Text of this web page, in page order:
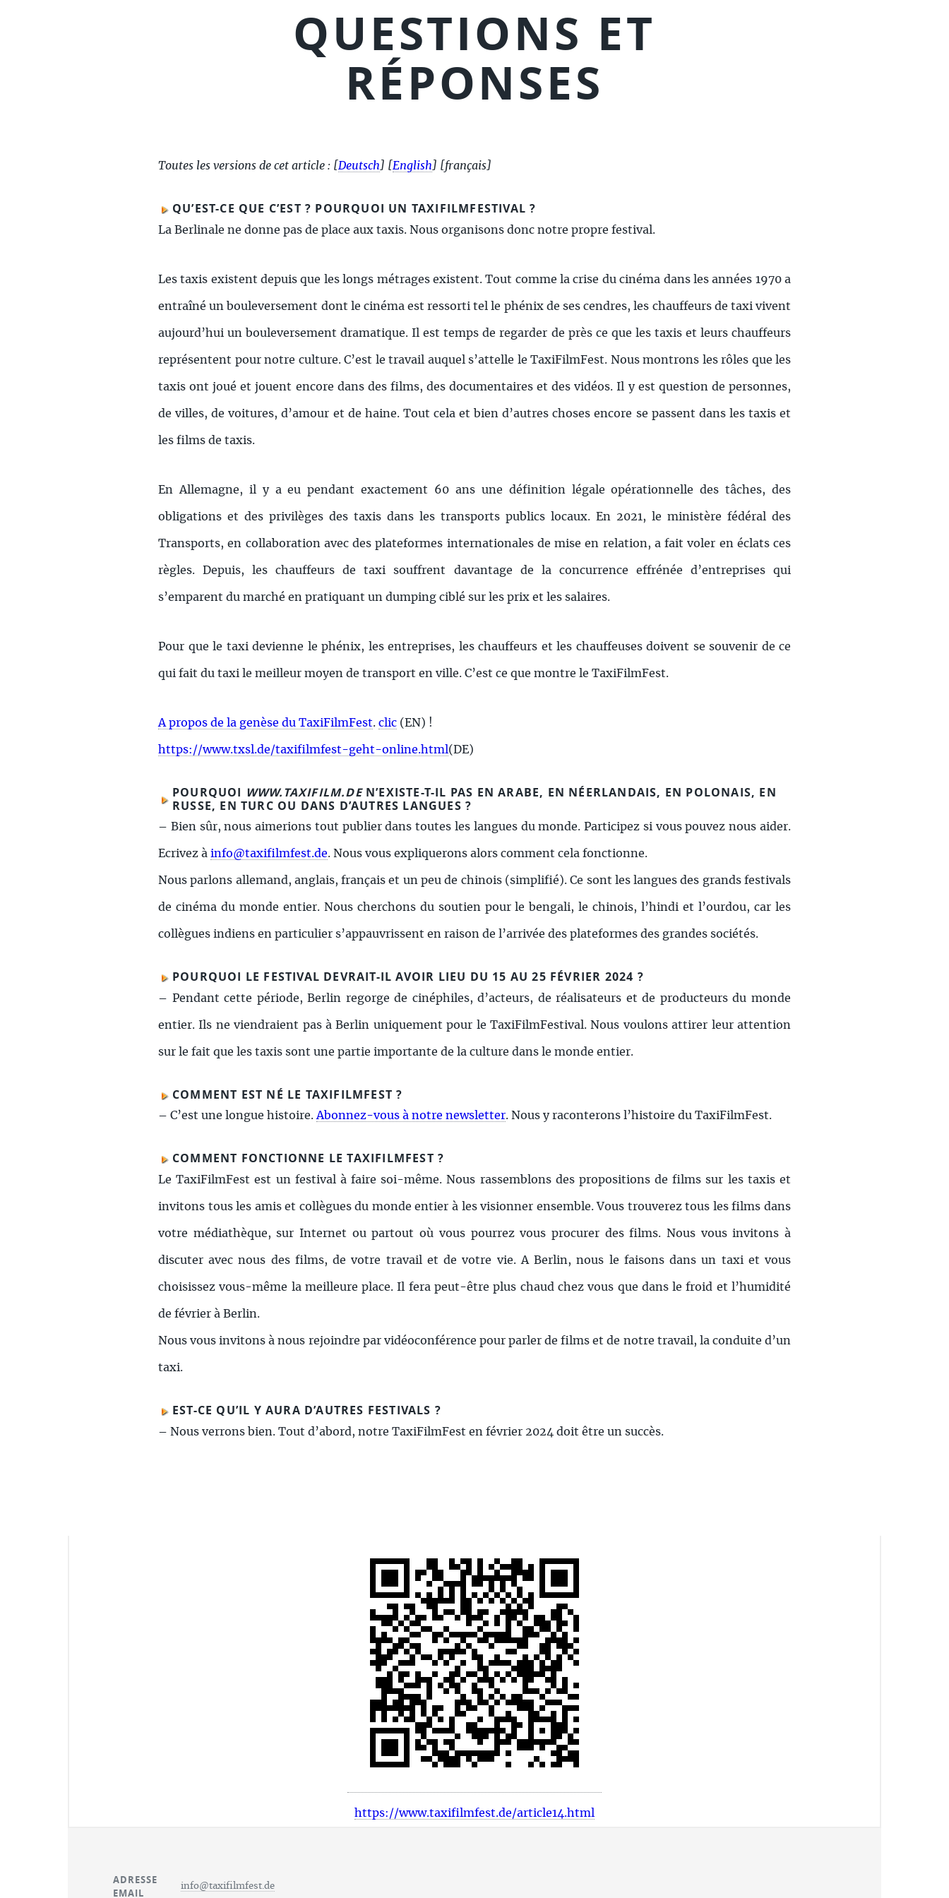
QUESTIONS ET
RÉPONSES
Toutes les versions de cet article : [Deutsch] [English] [français]
QU’EST-CE QUE C’EST ? POURQUOI UN TAXIFILMFESTIVAL ?
La Berlinale ne donne pas de place aux taxis. Nous organisons donc notre propre festival.
Les taxis existent depuis que les longs métrages existent. Tout comme la crise du cinéma dans les années 1970 a
entraîné un bouleversement dont le cinéma est ressorti tel le phénix de ses cendres, les chauffeurs de taxi vivent
aujourd’hui un bouleversement dramatique. Il est temps de regarder de près ce que les taxis et leurs chauffeurs
représentent pour notre culture. C’est le travail auquel s’attelle le TaxiFilmFest. Nous montrons les rôles que les
taxis ont joué et jouent encore dans des films, des documentaires et des vidéos. Il y est question de personnes,
de villes, de voitures, d’amour et de haine. Tout cela et bien d’autres choses encore se passent dans les taxis et
les films de taxis.
En Allemagne, il y a eu pendant exactement 60 ans une définition légale opérationnelle des tâches, des
obligations et des privilèges des taxis dans les transports publics locaux. En 2021, le ministère fédéral des
Transports, en collaboration avec des plateformes internationales de mise en relation, a fait voler en éclats ces
règles. Depuis, les chauffeurs de taxi souffrent davantage de la concurrence effrénée d’entreprises qui
s’emparent du marché en pratiquant un dumping ciblé sur les prix et les salaires.
Pour que le taxi devienne le phénix, les entreprises, les chauffeurs et les chauffeuses doivent se souvenir de ce
qui fait du taxi le meilleur moyen de transport en ville. C’est ce que montre le TaxiFilmFest.
A propos de la genèse du TaxiFilmFest. clic (EN) !
https://www.txsl.de/taxifilmfest-geht-online.html (DE)
POURQUOI WWW.TAXIFILM.DEN’EXISTE-T-IL PAS EN ARABE, EN NÉERLANDAIS, EN POLONAIS, EN
RUSSE, EN TURC OU DANS D’AUTRES LANGUES ?
– Bien sûr, nous aimerions tout publier dans toutes les langues du monde. Participez si vous pouvez nous aider.
Ecrivez à info@taxifilmfest.de. Nous vous expliquerons alors comment cela fonctionne.
Nous parlons allemand, anglais, français et un peu de chinois (simplifié). Ce sont les langues des grands festivals
de cinéma du monde entier. Nous cherchons du soutien pour le bengali, le chinois, l’hindi et l’ourdou, car les
collègues indiens en particulier s’appauvrissent en raison de l’arrivée des plateformes des grandes sociétés.
POURQUOI LE FESTIVAL DEVRAIT-IL AVOIR LIEU DU 15 AU 25 FÉVRIER 2024 ?
– Pendant cette période, Berlin regorge de cinéphiles, d’acteurs, de réalisateurs et de producteurs du monde
entier. Ils ne viendraient pas à Berlin uniquement pour le TaxiFilmFestival. Nous voulons attirer leur attention
sur le fait que les taxis sont une partie importante de la culture dans le monde entier.
COMMENT EST NÉ LE TAXIFILMFEST ?
– C’est une longue histoire.Abonnez-vous à notre newsletter. Nous y raconterons l’histoire du TaxiFilmFest.
COMMENT FONCTIONNE LE TAXIFILMFEST ?
Le TaxiFilmFest est un festival à faire soi-même. Nous rassemblons des propositions de films sur les taxis et
invitons tous les amis et collègues du monde entier à les visionner ensemble. Vous trouverez tous les films dans
votre médiathèque, sur Internet ou partout où vous pourrez vous procurer des films. Nous vous invitons à
discuter avec nous des films, de votre travail et de votre vie. A Berlin, nous le faisons dans un taxi et vous
choisissez vous-même la meilleure place. Il fera peut-être plus chaud chez vous que dans le froid et l’humidité
de février à Berlin.
Nous vous invitons à nous rejoindre par vidéoconférence pour parler de films et de notre travail, la conduite d’un
taxi.
EST-CE QU’IL Y AURA D’AUTRES FESTIVALS ?
– Nous verrons bien. Tout d’abord, notre TaxiFilmFest en février 2024 doit être un succès.
https://www.taxifilmfest.de/article14.html
ADRESSE
EMAIL
info@taxifilmfest.de